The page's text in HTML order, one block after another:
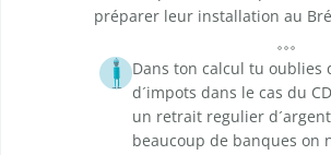
préparer leur installation au
Dans ton calcul tu oublies
d´impots dans le cas du
un retrait regulier
beaucoup de banques on